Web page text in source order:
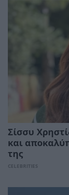
Σίσσυ
και
της
CELEBRITIES